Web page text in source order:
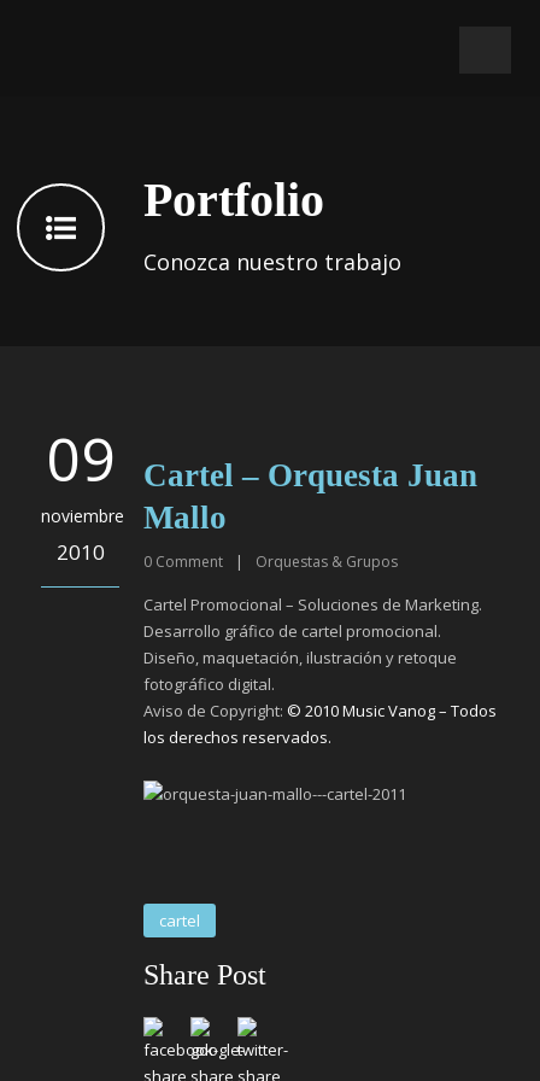
Portfolio
Conozca nuestro trabajo
09
noviembre
2010
Cartel – Orquesta Juan
Mallo
0 Comment | Orquestas & Grupos
Cartel Promocional – Soluciones de Marketing.
Desarrollo gráfico de cartel promocional.
Diseño, maquetación, ilustración y retoque
fotográfico digital.
Aviso de Copyright: © 2010 Music Vanog – Todos
los derechos reservados.
cartel
Share Post